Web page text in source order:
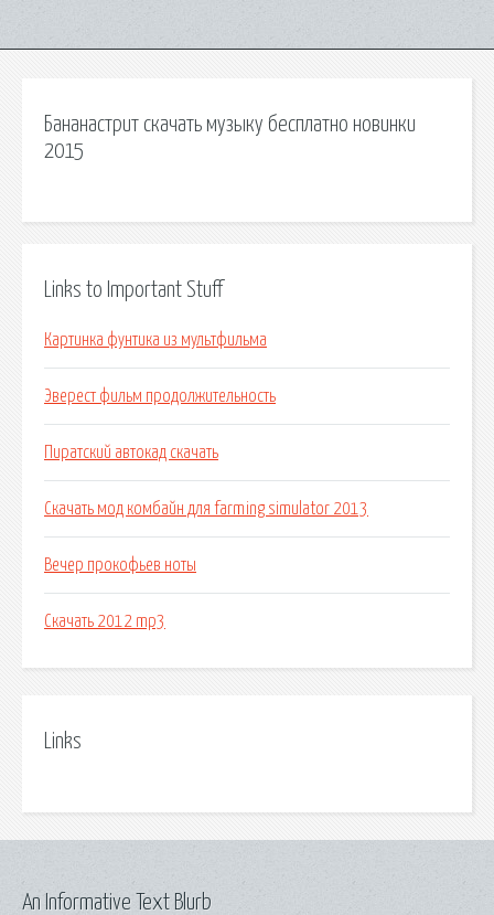
Бананастрит скачать музыку бесплатно новинки
2015
Links to Important Stuff
Картинка фунтика из мультфильма
Эверест фильм продолжительность
Пиратский автокад скачать
Скачать мод комбайн для farming simulator 2013
Вечер прокофьев ноты
Скачать 2012 mp3
Links
An Informative Text Blurb